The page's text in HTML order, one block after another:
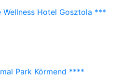
Hotel Gosztola ***
Park Körmend ****